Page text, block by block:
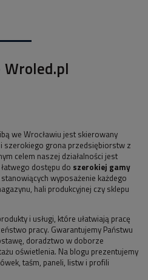
Wroled.pl
we Wrocławiu jest skierowany
szerokiego grona przedsiębiorstw z
celem naszej działalności jest
dostępu do szerokiej gamy
stanowiących wyposażenie każdego
hali produkcyjnej czy sklepu
i usługi, które ułatwiają pracę
pracy. Gwarantujemy Państwu
doradztwo w doborze
oświetlenia. Na blogu prezentujemy
taśm, paneli, listw i profili